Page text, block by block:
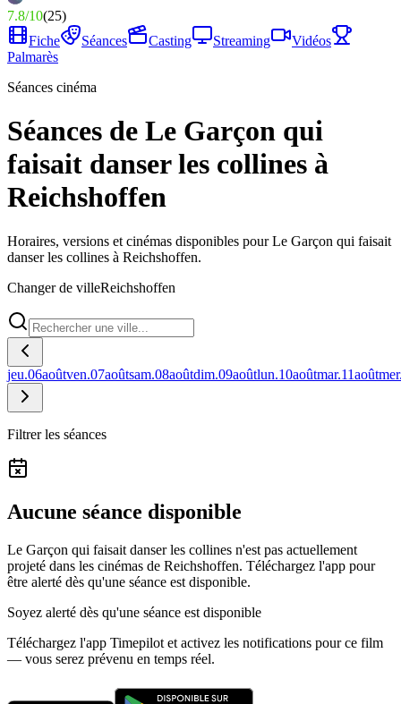
7.8/10(25)
Fiche
Séances Casting Streaming
Vidéos
Palmarès
Séances cinéma
Séances de Le Garçon qui
faisait danser les collines à
Reichshoffen
Horaires, versions et cinémas disponibles pour Le Garçon qui faisait
danser les collines à Reichshoffen.
Changer de villeReichshoffen
jeu.06aoûtven.07aoûtsam.08aoûtdim.09aoûtlun.10aoûtmar.11août
Filtrer les séances
Aucune séance disponible
Le Garçon qui faisait danser les collines n'est pas actuellement
projeté dans les cinémas de Reichshoffen. Téléchargez l'app pour
être alerté dès qu'une séance est disponible.
Soyez alerté dès qu'une séance est disponible
Téléchargez l'app Timepilot et activez les notifications pour ce film
— vous serez prévenu en temps réel.